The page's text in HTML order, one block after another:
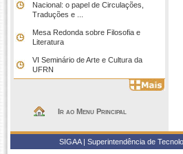
Nacional: o papel de Circulações,
Traduções e ...
Mesa Redonda sobre Filosofia e
Literatura
VI Seminário de Arte e Cultura da
UFRN
Ir ao Menu Principal
SIGAA | Superintendência de